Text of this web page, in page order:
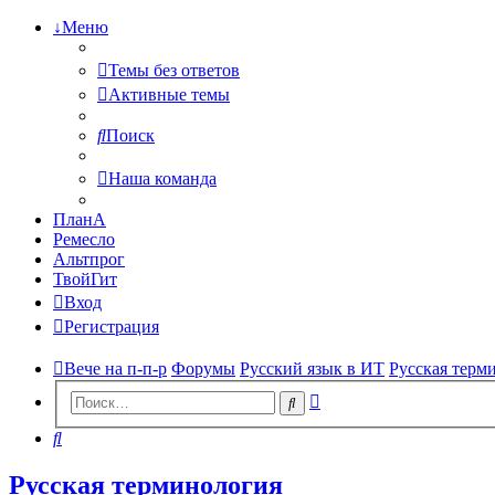
↓Меню
Темы без ответов
Активные темы
Поиск
Наша команда
ПланА
Ремесло
Альтпрог
ТвойГит
Вход
Регистрация
Вече на п-п-р Форумы Русский язык в ИТ Русская
Поиск
Поиск
Русская терминология